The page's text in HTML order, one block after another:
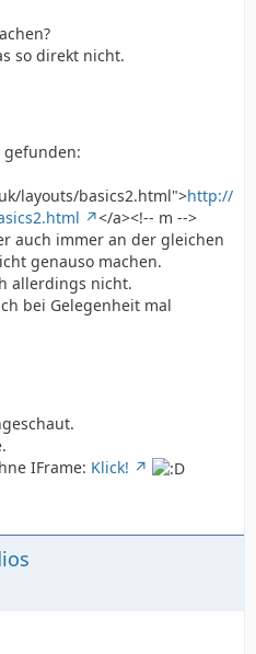
so direkt nicht.
gefunden:
layouts/basics2.html">http://
</a><!-- m -->
auch immer an der gleichen
genauso machen.
allerdings nicht.
bei Gelegenheit mal
IFrame: Klick!